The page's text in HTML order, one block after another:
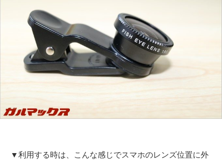
▼利用する時は、こんな感じでスマホのレンズ位置に外